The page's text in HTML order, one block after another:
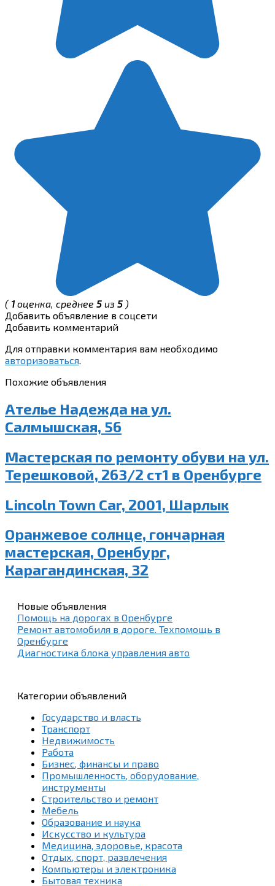
( 1 оценка, среднее 5 из 5 )
Добавить объявление в соцсети
Добавить комментарий
Для отправки комментария вам необходимо
авторизоваться.
Похожие объявления
Ателье Надежда на ул.
Салмышская, 56
Мастерская по ремонту обуви на ул.
Терешковой, 263/2 ст1 в Оренбурге
Lincoln Town Car, 2001, Шарлык
Оранжевое солнце, гончарная
мастерская, Оренбург,
Карагандинская, 32
Новые объявления
Помощь на дорогах в Оренбурге
Ремонт автомобиля в дороге. Техпомощь в
Оренбурге
Диагностика блока управления авто
Категории объявлений
Государство и власть
Транспорт
Недвижимость
Работа
Бизнес, финансы и право
Промышленность, оборудование,
инструменты
Строительство и ремонт
Мебель
Образование и наука
Искусство и культура
Медицина, здоровье, красота
Отдых, спорт, развлечения
Компьютеры и электроника
Бытовая техника